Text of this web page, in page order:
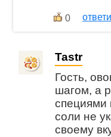
0
Tastr
Гость,
шагом, а
специями
соли не
своему